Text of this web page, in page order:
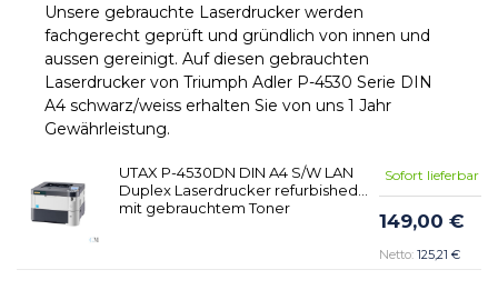
Unsere gebrauchte Laserdrucker werden
fachgerecht geprüft und gründlich von innen und
aussen gereinigt. Auf diesen gebrauchten
Laserdrucker von Triumph Adler P-4530 Serie DIN
A4 schwarz/weiss erhalten Sie von uns 1 Jahr
Gewährleistung.
UTAX P-4530DN DIN A4 S/W LAN
Duplex Laserdrucker refurbished
mit gebrauchtem Toner
Sofort lieferbar
149,00 €
125,21 €